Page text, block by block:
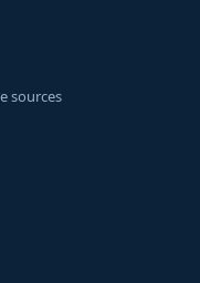
sources